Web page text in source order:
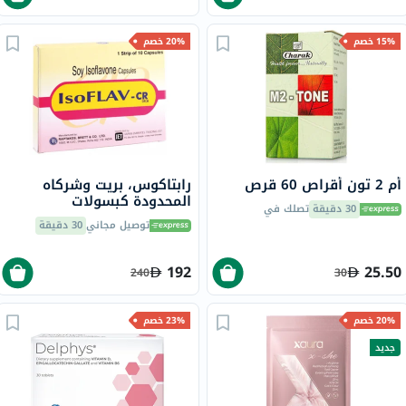
15% خصم
أم 2 تون أقراص 60 قرص
30 دقيقة تصلك في
25.50
30
20% خصم
رابتاكوس، بريت وشركاه
المحدودة كبسولات
إيزوفلافون الصويا ، حزمه من
100 توصيل مجاني30 دقيقة
192
240
20% خصم
جديد
23% خصم